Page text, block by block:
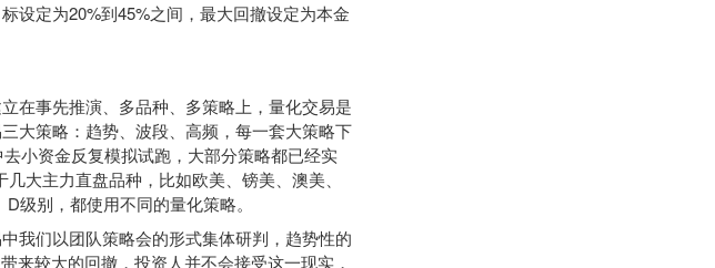
定为20%到45%之间，最大回撤设定为本金
事先推演、多品种、多策略上，量化交易是
大策略：趋势、波段、高频，每一套大策略下
小资金反复模拟试跑，大部分策略都已经实
大主力直盘品种，比如欧美、镑美、澳美、
级别，都使用不同的量化策略。
们以团队策略会的形式集体研判，趋势性的
来较大的回撤，投资人并不会接受这一现实，